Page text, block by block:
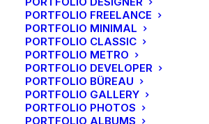
PORTFOLIO FREELANCE
PORTFOLIO MINIMAL
PORTFOLIO CLASSIC
PORTFOLIO METRO
PORTFOLIO DEVELOPER
PORTFOLIO BÜREAU
PORTFOLIO GALLERY
PORTFOLIO PHOTOS
PORTFOLIO ALBUMS